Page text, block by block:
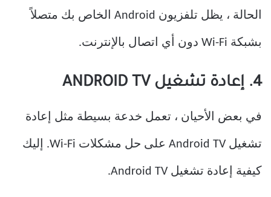
الحالة ، يظل تلفزيون Android الخاص بك متصلاً
بشبكة Wi-Fi دون أي اتصال بالإنترنت.
4. إعادة تشغيل ANDROID TV
في بعض الأحيان ، تعمل خدعة بسيطة مثل إعادة
تشغيل Android TV على حل مشكلات Wi-Fi. إليك
كيفية إعادة تشغيل Android TV.